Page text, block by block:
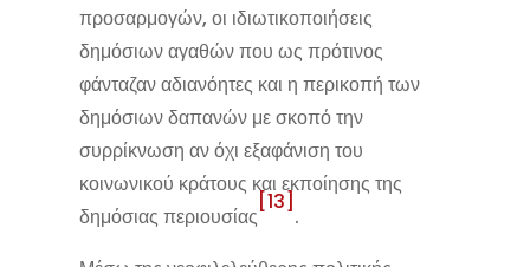
προσαρμογών, οι ιδιωτικοποιήσεις
δημόσιων αγαθών που ως πρότινος
φάνταζαν αδιανόητες και η περικοπή των
δημόσιων δαπανών με σκοπό την
συρρίκνωση αν όχι εξαφάνιση του
κοινωνικού κράτους και εκποίησης της
δημόσιας περιουσίας
[13]
.